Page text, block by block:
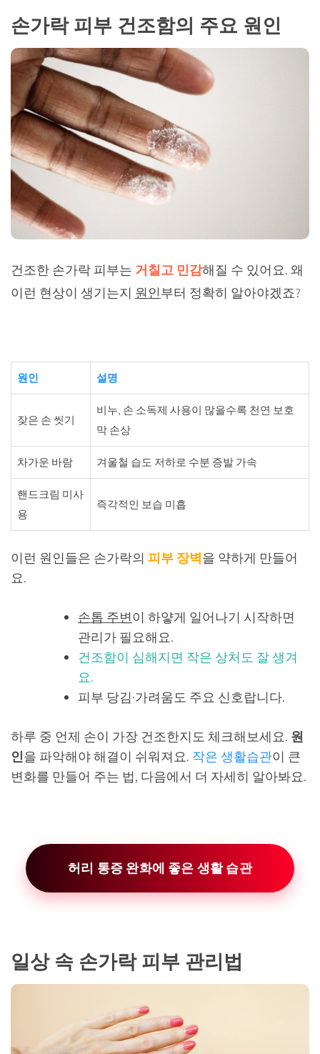
손가락 피부 건조함의 주요 원인
건조한 손가락 피부는 거칠고 민감해질 수 있어요. 왜
이런 현상이 생기는지 원인부터 정확히 알아야겠죠?
원인 설명
잦은 손 씻기
비누, 손 소독제 사용이 많을수록 천연 보호
막 손상
차가운 바람 겨울철 습도 저하로 수분 증발 가속
핸드크림 미사
용
즉각적인 보습 미흡
이런 원인들은 손가락의 피부 장벽을 약하게 만들어
요.
손톱 주변이 하얗게 일어나기 시작하면
관리가 필요해요.
건조함이 심해지면 작은 상처도 잘 생겨
요.
피부 당김·가려움도 주요 신호랍니다.
하루 중 언제 손이 가장 건조한지도 체크해보세요. 원
인을 파악해야 해결이 쉬워져요. 작은 생활습관이 큰
변화를 만들어 주는 법, 다음에서 더 자세히 알아봐요.
허리 통증 완화에 좋은 생활 습관
일상 속 손가락 피부 관리법